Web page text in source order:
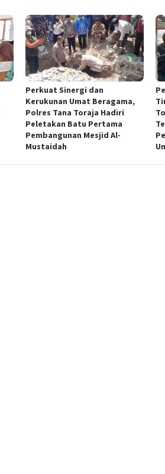
Perkuat Sinergi dan
Kerukunan Umat Beragama,
Polres Tana Toraja Hadiri
Peletakan Batu Pertama
Pembangunan Mesjid Al-
Mustaidah